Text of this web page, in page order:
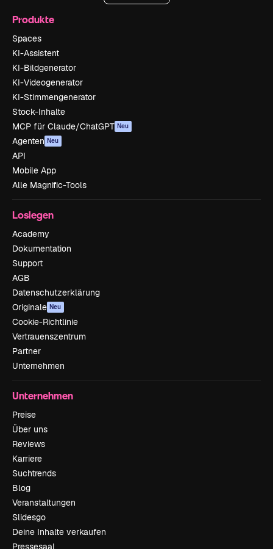
Produkte
Spaces
KI-Assistent
KI-Bildgenerator
KI-Videogenerator
KI-Stimmengenerator
Stock-Inhalte
MCP für Claude/ChatGPT Neu
Agenten Neu
API
Mobile App
Alle Magnific-Tools
Loslegen
Academy
Dokumentation
Support
AGB
Datenschutzerklärung
Originale Neu
Cookie-Richtlinie
Vertrauenszentrum
Partner
Unternehmen
Unternehmen
Preise
Über uns
Reviews
Karriere
Suchtrends
Blog
Veranstaltungen
Slidesgo
Deine Inhalte verkaufen
Pressesaal